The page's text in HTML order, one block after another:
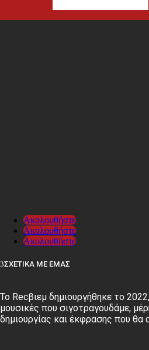
Ακολουθήστε
Ακολουθήστε
Ακολουθήστε
ΣΧΕΤΙΚΑ ΜΕ ΕΜΑΣ
Το Recβιεμ δημιουργήθηκε το
μουσικές που σιγοτραγουδάμε,
δημιουργίας και έκφρασης που θα